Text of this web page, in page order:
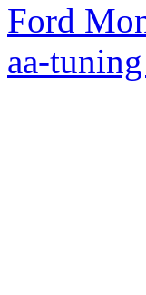
Ford
aa-